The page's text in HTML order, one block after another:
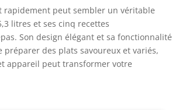
rapidement peut sembler un véritable
litres et ses cinq recettes
Son design élégant et sa fonctionnalité
des plats savoureux et variés,
appareil peut transformer votre